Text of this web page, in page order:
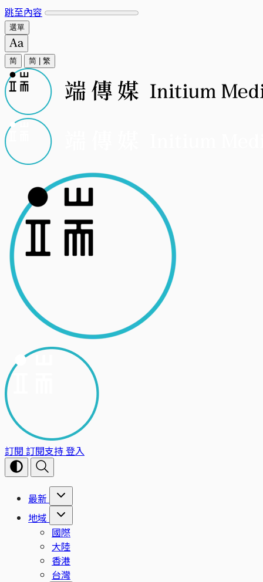
跳至內容
選單
简 简 繁
訂閱 訂閱支持登入
最新
地域
國際
大陸
香港
台灣